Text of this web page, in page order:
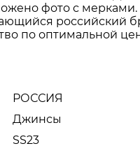
фото с мерками.
российский
по оптимальной
РОССИЯ
Джинсы
SS23